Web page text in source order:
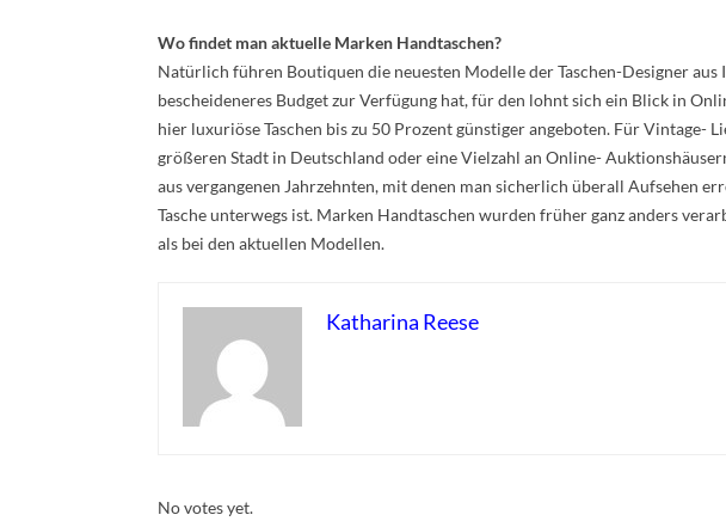
Wo findet man aktuelle Marken Handtaschen?
Natürlich führen Boutiquen die neuesten Modelle der Taschen-Designer
bescheideneres Budget zur Verfügung hat, für den lohnt sich ein Blick in
hier luxuriöse Taschen bis zu 50 Prozent günstiger angeboten. Für Vintage-
größeren Stadt in Deutschland oder eine Vielzahl an Online-
aus vergangenen Jahrzehnten, mit denen man sicherlich überall Aufsehen
Tasche unterwegs ist. Marken Handtaschen wurden früher ganz anders
als bei den aktuellen Modellen.
Katharina Reese
No votes yet.